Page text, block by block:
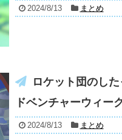
2024/8/13 まとめ
ロケット団のし
ドベンチャーウィー
2024/8/13 まとめ